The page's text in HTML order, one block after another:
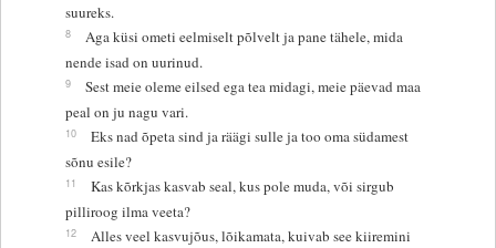
suureks.
8
Aga küsi ometi eelmiselt põlvelt ja pane tähele, mida
nende isad on uurinud.
9
Sest meie oleme eilsed ega tea midagi, meie päevad maa
peal on ju nagu vari.
10
Eks nad õpeta sind ja räägi sulle ja too oma südamest
sõnu esile?
11
Kas kõrkjas kasvab seal, kus pole muda, või sirgub
pilliroog ilma veeta?
12
Alles veel kasvujõus, lõikamata, kuivab see kiiremini